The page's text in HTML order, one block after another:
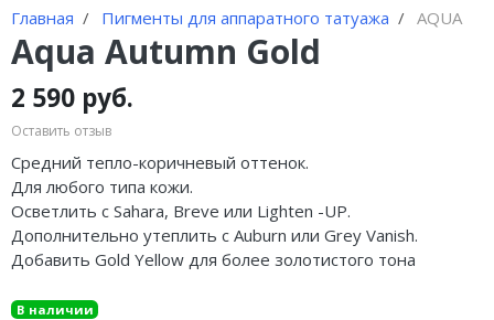
Главная Пигменты для аппаратного татуажа AQUA
Aqua Autumn Gold
2 590 руб.
Оставить отзыв
Средний тепло-коричневый оттенок.
Для любого типа кожи.
Осветлить с Sahara, Breve или Lighten -UP.
Дополнительно утеплить с Auburn или Grey Vanish.
Добавить Gold Yellow для более золотистого тона
В наличии